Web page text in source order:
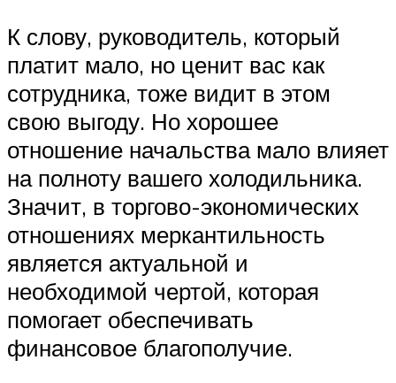
К слову, руководитель, который
платит мало, но ценит вас как
сотрудника, тоже видит в этом
свою выгоду. Но хорошее
отношение начальства мало влияет
на полноту вашего холодильника.
Значит, в торгово-экономических
отношениях меркантильность
является актуальной и
необходимой чертой, которая
помогает обеспечивать
финансовое благополучие.